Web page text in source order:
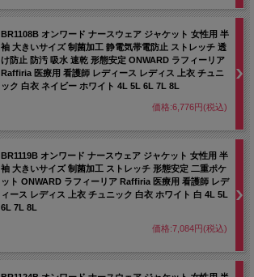
BR1108B オンワード ナースウェア ジャケット 女性用 半
袖 大きいサイズ 制菌加工 静電気帯電防止 ストレッチ 透
け防止 防汚 吸水 速乾 形態安定 ONWARD ラフィーリア
Raffiria 医療用 看護師 レディース レディス 上衣 チュニ
ック 白衣 ネイビー ホワイト 4L 5L 6L 7L 8L
価格:6,776円(税込)
BR1119B オンワード ナースウェア ジャケット 女性用 半
袖 大きいサイズ 制菌加工 ストレッチ 形態安定 二重ポケ
ット ONWARD ラフィーリア Raffiria 医療用 看護師 レデ
ィース レディス 上衣 チュニック 白衣 ホワイト 白 4L 5L
6L 7L 8L
価格:7,084円(税込)